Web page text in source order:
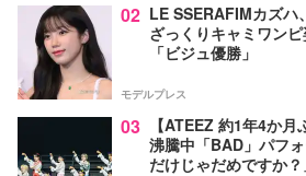
02 LE SSERAFIMカズハ
ざっくりキャミワン
「ビジュ優勝」
モデルプレス
03
【ATEEZ 約1年4か
沸騰中「BAD」パフ
だけじゃだめですか